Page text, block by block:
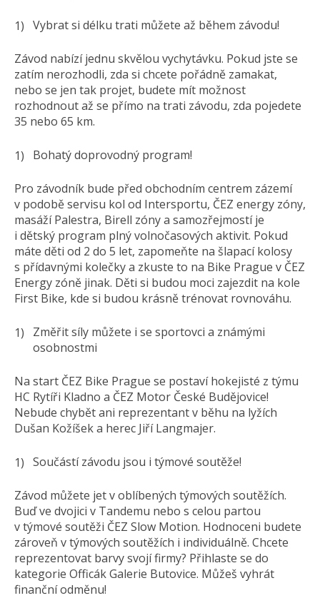
Vybrat si délku trati můžete až během závodu!
Závod nabízí jednu skvělou vychytávku. Pokud jste se
zatím nerozhodli, zda si chcete pořádně zamakat,
nebo se jen tak projet, budete mít možnost
rozhodnout až se přímo na trati závodu, zda pojedete
35 nebo 65 km.
Bohatý doprovodný program!
Pro závodník bude před obchodním centrem zázemí
v podobě servisu kol od Intersportu, ČEZ energy zóny,
masáží Palestra, Birell zóny a samozřejmostí je
i dětský program plný volnočasových aktivit. Pokud
máte děti od 2 do 5 let, zapomeňte na šlapací kolosy
s přídavnými kolečky a zkuste to na Bike Prague v ČEZ
Energy zóně jinak. Děti si budou moci zajezdit na kole
First Bike, kde si budou krásně trénovat rovnováhu.
Změřit síly můžete i se sportovci a známými
osobnostmi
Na start ČEZ Bike Prague se postaví hokejisté z týmu
HC Rytíři Kladno a ČEZ Motor České Budějovice!
Nebude chybět ani reprezentant v běhu na lyžích
Dušan Kožíšek a herec Jiří Langmajer.
Součástí závodu jsou i týmové soutěže!
Závod můžete jet v oblíbených týmových soutěžích.
Buď ve dvojici v Tandemu nebo s celou partou
v týmové soutěži ČEZ Slow Motion. Hodnoceni budete
zároveň v týmových soutěžích i individuálně. Chcete
reprezentovat barvy svojí firmy? Přihlaste se do
kategorie Officák Galerie Butovice. Můžeš vyhrát
finanční odměnu!